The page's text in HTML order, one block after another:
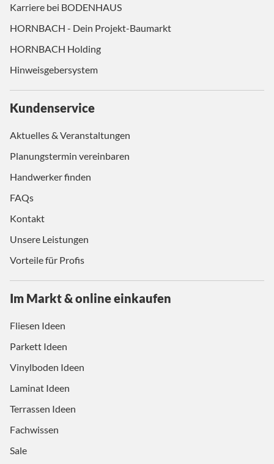
Karriere bei BODENHAUS
HORNBACH - Dein Projekt-Baumarkt
HORNBACH Holding
Hinweisgebersystem
Kundenservice
Aktuelles & Veranstaltungen
Planungstermin vereinbaren
Handwerker finden
FAQs
Kontakt
Unsere Leistungen
Vorteile für Profis
Im Markt & online einkaufen
Fliesen Ideen
Parkett Ideen
Vinylboden Ideen
Laminat Ideen
Terrassen Ideen
Fachwissen
Sale